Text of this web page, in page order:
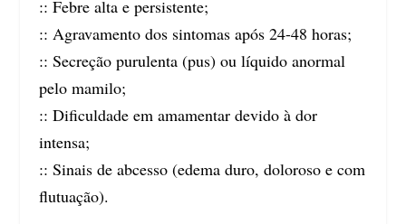
:: Febre alta e persistente;
:: Agravamento dos sintomas após 24-48 horas;
:: Secreção purulenta (pus) ou líquido anormal
pelo mamilo;
:: Dificuldade em amamentar devido à dor
intensa;
:: Sinais de abcesso (edema duro, doloroso e com
flutuação).